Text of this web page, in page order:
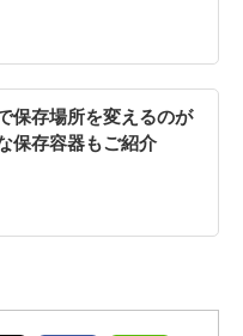
保存場所を変えるのが
保存容器もご紹介